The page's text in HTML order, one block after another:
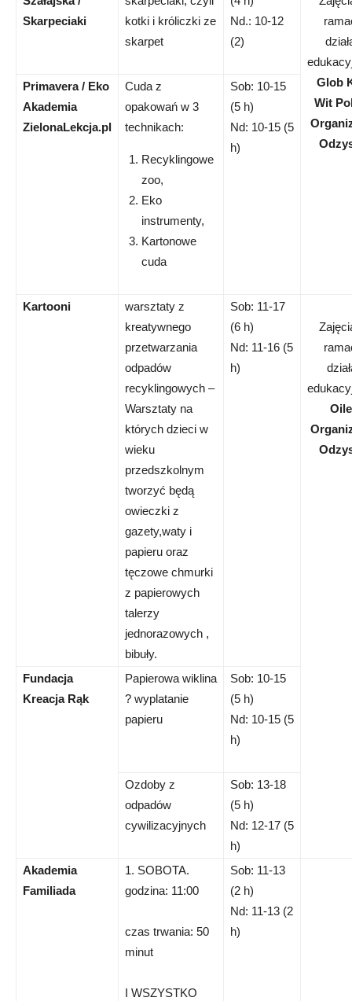
Skarpeciaki
kotki i króliczki ze
skarpet
Nd.: 10-12
(2)
Glob
Wit
Primavera / Eko
Akademia
ZielonaLekcja.pl
Cuda z
opakowań w 3
technikach:
Recyklingowe
zoo,
Eko
instrumenty,
Kartonowe
cuda
Sob: 10-15
(5 h)
Nd: 10-15 (5
h)
Kartooni
warsztaty z
kreatywnego
przetwarzania
odpadów
recyklingowych –
Warsztaty na
których dzieci w
wieku
przedszkolnym
tworzyć będą
owieczki z
gazety,waty i
papieru oraz
tęczowe chmurki
z papierowych
talerzy
jednorazowych ,
bibuły.
Sob: 11-17
(6 h)
Nd: 11-16 (5
h)
Fundacja
Kreacja Rąk
Papierowa wiklina
? wyplatanie
papieru
Sob: 10-15
(5 h)
Nd: 10-15 (5
h)
Ozdoby z
odpadów
cywilizacyjnych
Sob: 13-18
(5 h)
Nd: 12-17 (5
h)
Akademia
Familiada
1. SOBOTA.
godzina: 11:00
czas trwania: 50
minut
I WSZYSTKO
Sob: 11-13
(2 h)
Nd: 11-13 (2
h)